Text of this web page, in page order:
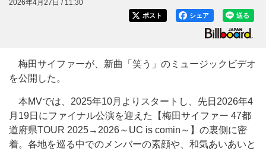
2026年4月27日 / 11:30
送る
シェア
ポスト
梅田サイファーが、新曲「笑う」のミュージックビデオ
を公開した。
本MVでは、2025年10月よりスタートし、先日2026年4
月19日にファイナル公演を迎えた【梅田サイファー 47都
道府県TOUR 2025→2026～UC is comin～】の裏側に密
着。各地を巡る中でのメンバーの素顔や、和気あいあいと